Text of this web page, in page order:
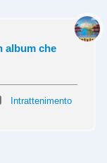
album che
Intrattenimento